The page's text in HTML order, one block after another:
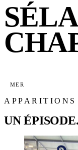
MER
UN ÉPISODE.